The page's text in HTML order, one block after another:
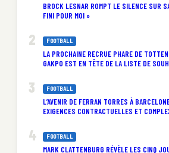
BROCK LESNAR ROMPT LE SILENCE SUR
FINI POUR MOI »
FOOTBALL
LA PROCHAINE RECRUE PHARE DE
GAKPO EST EN TÊTE DE LA LISTE DE
FOOTBALL
L’AVENIR DE FERRAN TORRES À
EXIGENCES CONTRACTUELLES ET
FOOTBALL
MARK CLATTENBURG RÉVÈLE LES CINQ